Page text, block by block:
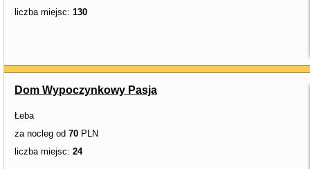
liczba miejsc: 130
Dom Wypoczynkowy Pasja
Łeba
za nocleg od 70 PLN
liczba miejsc: 24